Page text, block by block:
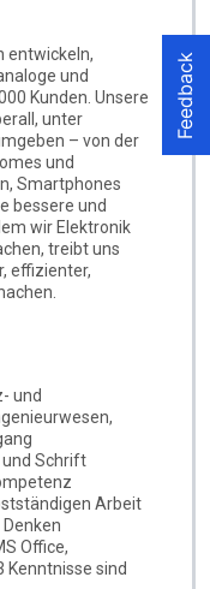
Feedback